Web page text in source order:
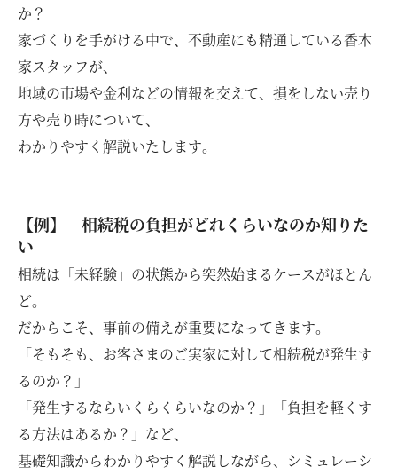
か？
家づくりを手がける中で、不動産にも精通している香木
家スタッフが、
地域の市場や金利などの情報を交えて、損をしない売り
方や売り時について、
わかりやすく解説いたします。
【例】 相続税の負担がどれくらいなのか知りた
い
相続は「未経験」の状態から突然始まるケースがほとん
ど。
だからこそ、事前の備えが重要になってきます。
「そもそも、お客さまのご実家に対して相続税が発生す
るのか？」
「発生するならいくらくらいなのか？」「負担を軽くす
る方法はあるか？」など、
基礎知識からわかりやすく解説しながら、シミュレーシ